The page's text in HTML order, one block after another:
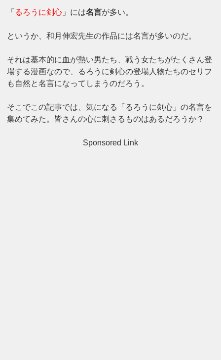
「 るろうに剣心 」には名言が多い。
というか、和月伸宏先生の作品には名言が多いのだ。
それは基本的に血が熱い男たち、戦う女たちがたくさん登
場する漫画なので、るろうに剣心の登場人物たちのセリフ
も自然と名言になってしまうのだろう。
そこでこの記事では、気になる「るろうに剣心」の名言を
集めてみた。皆さんの心に刺さるものはあるだろうか？
Sponsored Link